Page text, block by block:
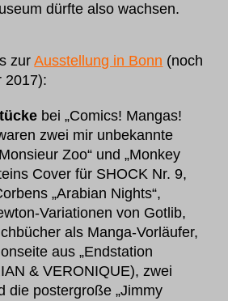
dürfte also wachsen.
zurAusstellung in Bonn (noch
2017):
bei „Comics! Mangas!
zwei mir unbekannte
Zoo“ und „Monkey
Cover für SHOCK Nr. 9,
„Arabian Nights“,
Variationen von Gotlib,
als Manga-Vorläufer,
aus „Endstation
& VERONIQUE), zwei
die postergroße „Jimmy